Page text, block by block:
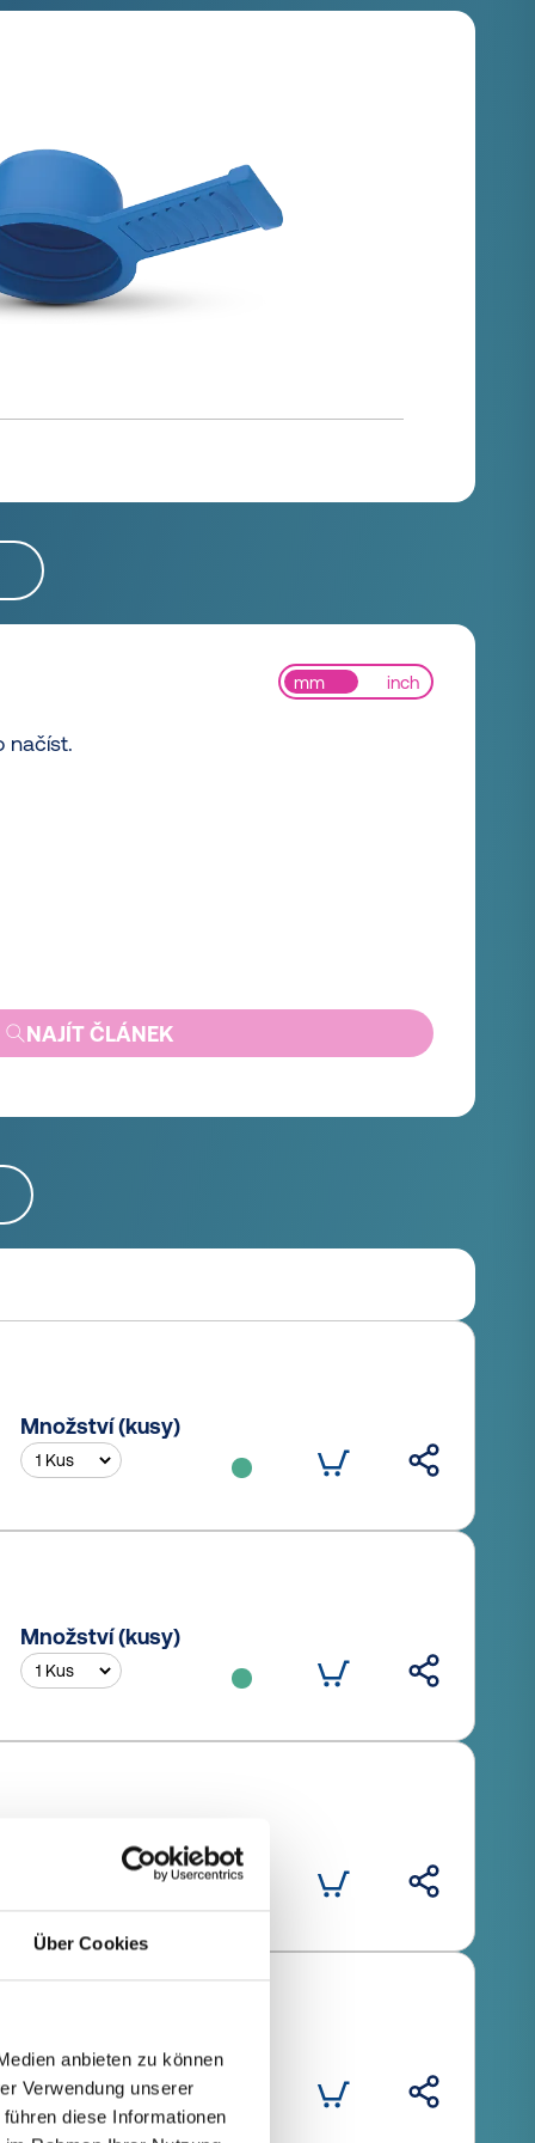
Über Cookies
anbieten zu können
Verwendung unserer
diese Informationen
načíst.
mm inch
NAJÍT ČLÁNEK
Množství (kusy)
Množství (kusy)
Množství (kusy)
Množství (kusy)